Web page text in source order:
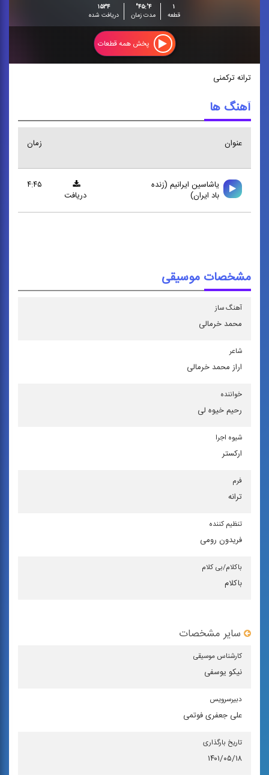
۱
قطعه
۴':۴۵"
مدت زمان
۱۵۳۴
دریافت شده
پخش همه قطعات
ترانه ترکمنی
آهنگ ها
عنوان زمان
ياشاسين ايرانيم (زنده
باد ايران)
۴:۴۵
دریافت
مشخصات موسیقی
آهنگ ساز
محمد خرمالی
شاعر
اراز محمد خرمالی
خواننده
رحیم خیوه لی
شیوه اجرا
اركستر
فرم
ترانه
تنظیم كننده
فریدون رومی
باكلام/بی كلام
باکلام
سایر مشخصات
كارشناس موسیقی
نیکو یوسفی
دبیرسرویس
علی جعفری فوتمی
تاریخ بارگذاری
۱۴۰۱/۰۵/۱۸